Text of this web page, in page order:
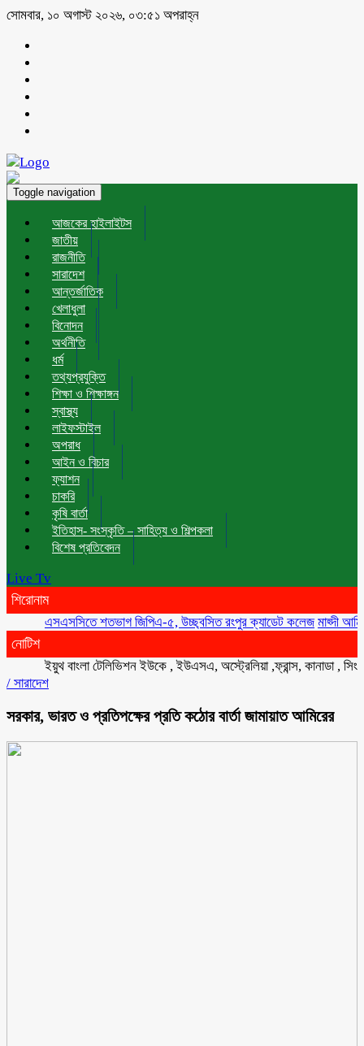
সোমবার, ১০ অগাস্ট ২০২৬, ০৩:৫১ অপরাহ্ন
Toggle navigation
আজকের হাইলাইটস
জাতীয়
রাজনীতি
সারাদেশ
আন্তর্জাতিক
খেলাধুলা
বিনোদন
অর্থনীতি
ধর্ম
তথ্যপ্রযুক্তি
শিক্ষা ও শিক্ষাঙ্গন
স্বাস্থ্য
লাইফস্টাইল
অপরাধ
আইন ও বিচার
ফ্যাশন
চাকরি
কৃষি বার্তা
ইতিহাস- সংস্কৃতি – সাহিত্য ও শিল্পকলা
বিশেষ প্রতিবেদন
Live Tv
শিরোনাম
এসএসসিতে শতভাগ জিপিএ-৫, উচ্ছ্বসিত রংপুর ক্যাডেট কলেজ মাহ্দী আমিনের
নোটিশ
ইয়ুথ বাংলা টেলিভিশন ইউকে , ইউএসএ, অস্ট্রেলিয়া ,ফ্রান্স, কানাডা , সিংগাপুর
/ সারাদেশ
সরকার, ভারত ও প্রতিপক্ষের প্রতি কঠোর বার্তা জামায়াত আমিরের